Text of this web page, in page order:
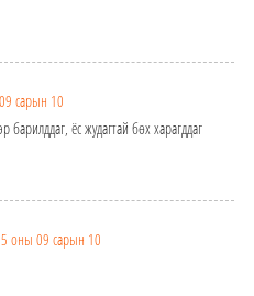
сарын 10
барилддаг, ёс жудагтай бөх харагддаг
оны 09 сарын 10